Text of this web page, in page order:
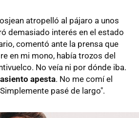
atropelló al pájaro a unos
demasiado interés en el estado
comentó ante la prensa que
en mi mono, había trozos del
No veía ni por dónde iba.
apesta. No me comí el
pasé de largo".